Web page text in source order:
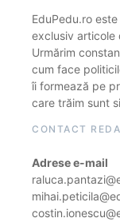
EduPedu.ro
exclusiv articole
Urmărim
cum face
îi formează pe
care trăim sunt
CONTACT
Adrese e-mail